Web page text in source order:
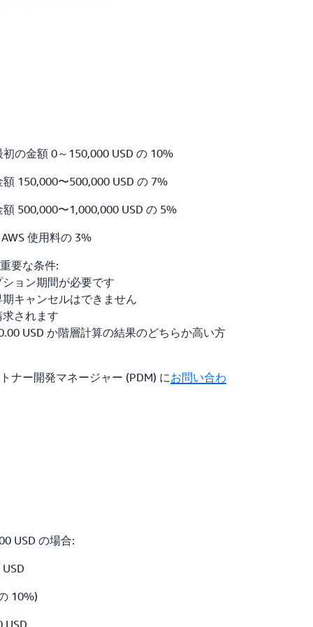
の金額 0～150,000 USD の 10%
150,000〜500,000 USD の 7%
500,000〜1,000,000 USD の 5%
使用料の 3%
要な条件:
ョン期間が必要です
キャンセルはできません
されます
USD か階層計算の結果のどちらか高い方
ナー開発マネージャー (PDM) にお問い合わ
USD の場合:
10%)
USD